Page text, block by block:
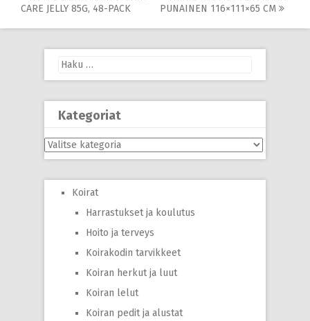
navigation
CARE JELLY 85G, 48-PACK
PUNAINEN 116×111×65 CM
Haku:
Kategoriat
Kategoriat
Koirat
Harrastukset ja koulutus
Hoito ja terveys
Koirakodin tarvikkeet
Koiran herkut ja luut
Koiran lelut
Koiran pedit ja alustat